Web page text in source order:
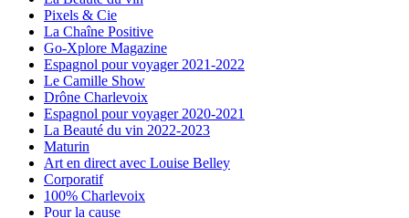
Pixels & Cie
La Chaîne Positive
Go-Xplore Magazine
Espagnol pour voyager 2021-2022
Le Camille Show
Drône Charlevoix
Espagnol pour voyager 2020-2021
La Beauté du vin 2022-2023
Maturin
Art en direct avec Louise Belley
Corporatif
100% Charlevoix
Pour la cause